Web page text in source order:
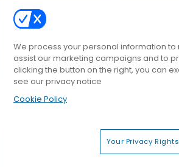
We process your personal information
assist our marketing campaigns and to
clicking the button on the right, you can
see our privacy notice
Cookie Policy
Your Privacy Rights